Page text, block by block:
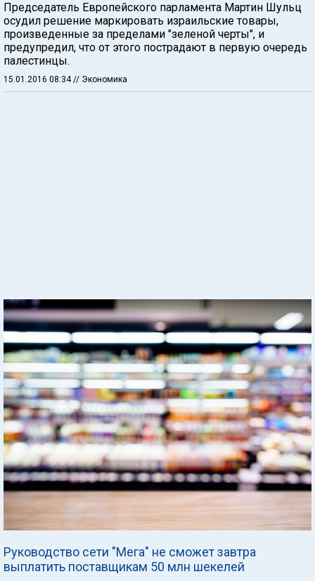
Председатель Европейского парламента Мартин Шульц
осудил решение маркировать израильские товары,
произведенные за пределами "зеленой черты", и
предупредил, что от этого пострадают в первую очередь
палестинцы.
15.01.2016 08:34// Экономика
Руководство сети "Мега" не сможет завтра
выплатить поставщикам 50 млн шекелей